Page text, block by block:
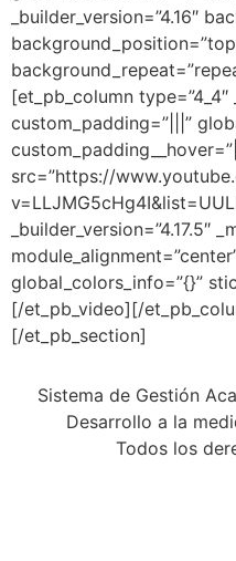
_builder_version=”4.16″
[et_pb_column type=”4_4″
custom_padding=”|||”
src=”https://
_builder_version=”4.17.5″
global_colors_info=”{}”
[/et_pb_video][/
[/et_pb_section]
Sistema de Gestión
Desarrollo a la
Todos los